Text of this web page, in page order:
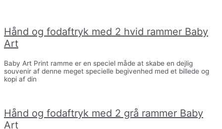
Hånd og fodaftryk med 2 hvid rammer Baby
Art
Baby Art Print ramme er en speciel måde at skabe en dejlig
souvenir af denne meget specielle begivenhed med et billede og
kopi af din
Hånd og fodaftryk med 2 grå rammer Baby
Art